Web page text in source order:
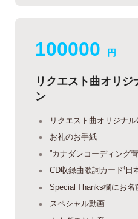
100000 円
リクエスト曲オリ
ン
リクエスト曲オリジナ
お礼のお手紙
”カナダレコーディング
CD収録曲歌詞カード⁽日
Special Thanks欄にお名
スペシャル動画